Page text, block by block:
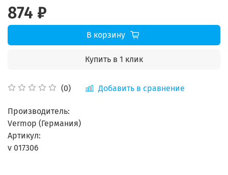
(0) Добавить в сравнение
874 ₽
В корзину
Купить в 1 клик
Производитель:
Vermop (Германия)
Артикул:
v 017306